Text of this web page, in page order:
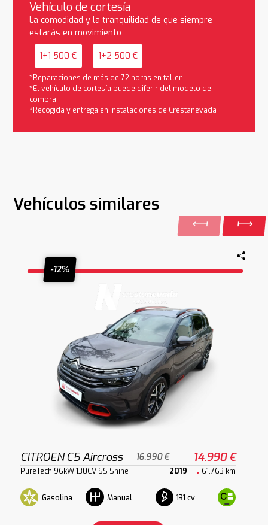
Vehículo de cortesía
La comodidad y la tranquilidad de que siempre
estarás en movimiento
1+1 500 € 1+2 500 €
*Reparaciones de más de 72 horas en taller
*El vehículo de cortesía puede diferir del modelo de
compra
*Recogida y entrega en instalaciones de Crestanevada
Vehículos similares
-12%
CITROEN C5 Aircross 16.990 € 14.990 €
PureTech 96kW 130CV SS Shine 2019 61.763 km
Gasolina Manual 131 cv